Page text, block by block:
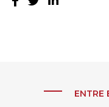
ENTRE